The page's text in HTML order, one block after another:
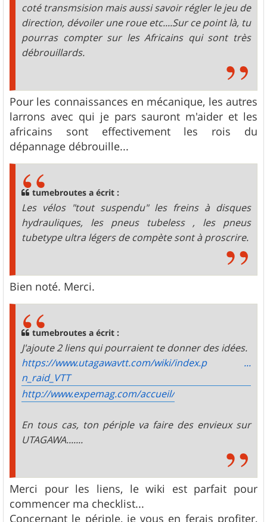
coté transmsision mais aussi savoir régler le jeu de
direction, dévoiler une roue etc....Sur ce point là, tu
pourras compter sur les Africains qui sont très
débrouillards.
Pour les connaissances en mécanique, les autres
larrons avec qui je pars sauront m'aider et les
africains sont effectivement les rois du
dépannage débrouille...
tumebroutes a écrit :
Les vélos "tout suspendu" les freins à disques
hydrauliques, les pneus tubeless , les pneus
tubetype ultra légers de compète sont à proscrire.
Bien noté. Merci.
tumebroutes a écrit :
J'ajoute 2 liens qui pourraient te donner des idées.
https://www.utagawavtt.com/wiki/index.p ...
n_raid_VTT
http://www.expemag.com/accueil/
En tous cas, ton périple va faire des envieux sur
UTAGAWA.......
Merci pour les liens, le wiki est parfait pour
commencer ma checklist...
Concernant le périple, je vous en ferais profiter,